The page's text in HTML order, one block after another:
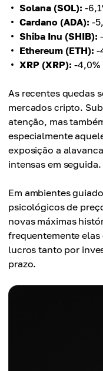
Solana (SOL): -
Cardano (ADA): -
Shiba Inu (SHIB):
Ethereum (ETH): -
XRP (XRP): -4,0%
As recentes quedas
mercados cripto.
atenção, mas
especialmente
exposição a
intensas em seguida.
Em ambientes
psicológicos de
novas máximas
frequentemente elas
lucros tanto por
prazo.